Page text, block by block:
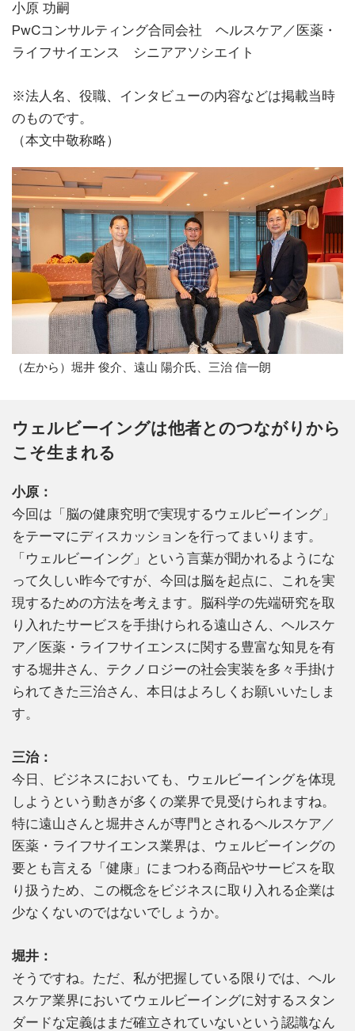
小原 功嗣
PwCコンサルティング合同会社 ヘルスケア／医薬・
ライフサイエンス シニアアソシエイト
※法人名、役職、インタビューの内容などは掲載当時
のものです。
（本文中敬称略）
（左から）堀井 俊介、遠山 陽介氏、三治 信一朗
ウェルビーイングは他者とのつながりから
こそ生まれる
小原：
今回は「脳の健康究明で実現するウェルビーイング」
をテーマにディスカッションを行ってまいります。
「ウェルビーイング」という言葉が聞かれるようにな
って久しい昨今ですが、今回は脳を起点に、これを実
現するための方法を考えます。脳科学の先端研究を取
り入れたサービスを手掛けられる遠山さん、ヘルスケ
ア／医薬・ライフサイエンスに関する豊富な知見を有
する堀井さん、テクノロジーの社会実装を多々手掛け
られてきた三治さん、本日はよろしくお願いいたしま
す。
三治：
今日、ビジネスにおいても、ウェルビーイングを体現
しようという動きが多くの業界で見受けられますね。
特に遠山さんと堀井さんが専門とされるヘルスケア／
医薬・ライフサイエンス業界は、ウェルビーイングの
要とも言える「健康」にまつわる商品やサービスを取
り扱うため、この概念をビジネスに取り入れる企業は
少なくないのではないでしょうか。
堀井：
そうですね。ただ、私が把握している限りでは、ヘル
スケア業界においてウェルビーイングに対するスタン
ダードな定義はまだ確立されていないという認識なん